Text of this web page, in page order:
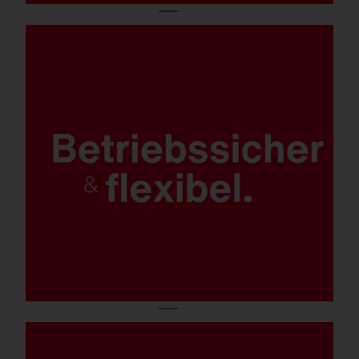
Wartung.
Flexibel:
Verschiedenen Lichtfarben,
Steuerungsoptionen, Montage- und